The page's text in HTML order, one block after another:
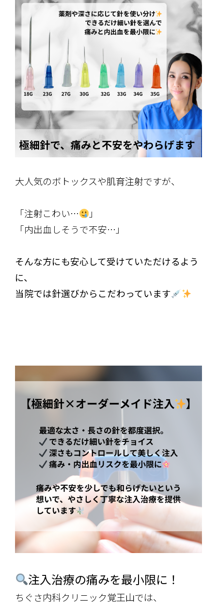
大人気のボトックスや肌育注射ですが、
「注射こわい…
」
「内出血しそうで不安… 」
そんな方にも安心して受けていただけるよう
に、
当院では針選びからこだわっています
注入治療の痛みを最小限に！
ちぐさ内科クリニック覚王山では、